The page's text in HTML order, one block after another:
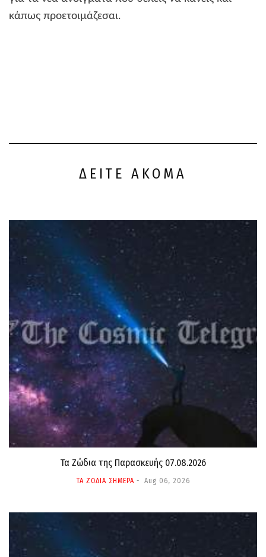
κάπως προετοιμάζεσαι.
ΔΕΙΤΕ ΑΚΟΜΑ
Τα Ζώδια της Παρασκευής 07.08.2026
ΤΑ ΖΩΔΙΑ ΣΗΜΕΡΑ Aug 06, 2026